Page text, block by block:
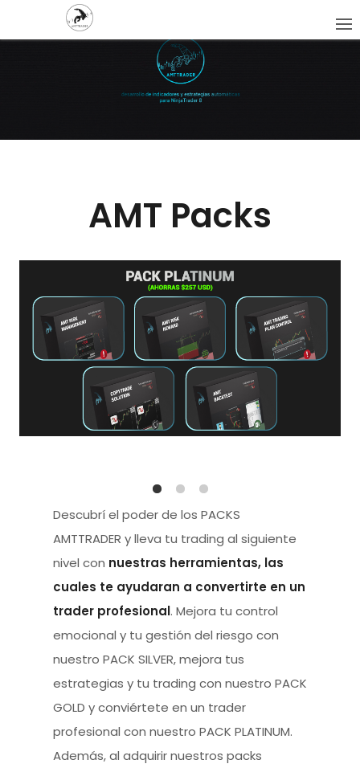
AMT Packs
Descubrí el poder de los PACKS
AMTTRADER y lleva tu trading al siguiente
nivel con nuestras herramientas, las
cuales te ayudaran a convertirte en un
trader profesional. Mejora tu control
emocional y tu gestión del riesgo con
nuestro PACK SILVER, mejora tus
estrategias y tu trading con nuestro PACK
GOLD y conviértete en un trader
profesional con nuestro PACK PLATINUM.
Además, al adquirir nuestros packs